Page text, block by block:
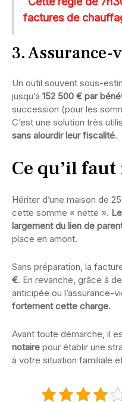
factures de
3. Assurance-
Un outil souvent sous-
jusqu’à 152 500 € par
succession (pour les
C’est une solution très
sans alourdir leur fiscalité.
Ce qu’il
Hériter d’une maison de
cette somme « nette ».
largement du lien de
place en amont.
Sans préparation, la
€. En revanche, grâce à
anticipée ou l’assurance-
fortement cette charge.
Avant toute démarche, il
notaire pour établir une
à votre situation familiale